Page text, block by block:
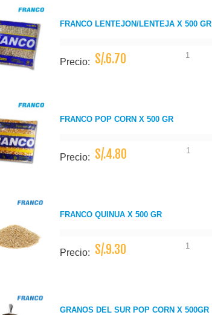
FRANCO LENTEJON/LENTEJA X 500 GR
Precio: S/.6.70 1
FRANCO POP CORN X 500 GR
Precio: S/.4.80 1
FRANCO QUINUA X 500 GR
Precio: S/.9.30 1
GRANOS DEL SUR POP CORN X 500GR